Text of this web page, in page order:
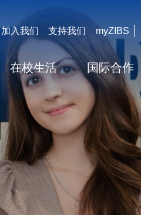
加入我们 支持我们 myZIBS
在校生活 国际合作